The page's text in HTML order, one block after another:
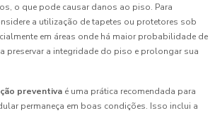
o que pode causar danos ao piso. Para
a utilização de tapetes ou protetores sob
em áreas onde há maior probabilidade de
preservar a integridade do piso e prolongar sua
preventiva é uma prática recomendada para
permaneça em boas condições. Isso inclui a